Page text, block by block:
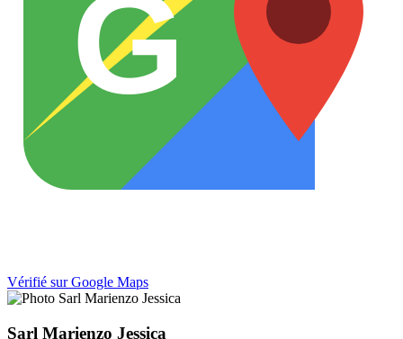
G
Vérifié sur Google Maps
Sarl Marienzo Jessica